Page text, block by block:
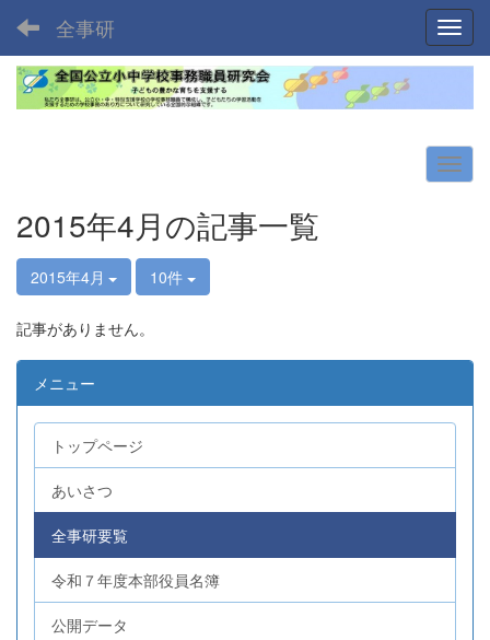
全事研
2015年4月の記事一覧
2015年4月 10件
記事がありません。
メニュー
トップページ
あいさつ
全事研要覧
令和７年度本部役員名簿
公開データ